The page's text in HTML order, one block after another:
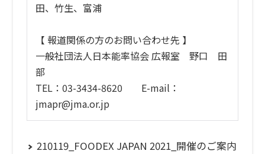
田、竹生、富浦
【 報道関係の方のお問い合わせ先 】
一般社団法人日本能率協会 広報室 野口 田
部
TEL：03-3434-8620 E-mail：
jmapr@jma.or.jp
210119_FOODEX JAPAN 2021_開催のご案内